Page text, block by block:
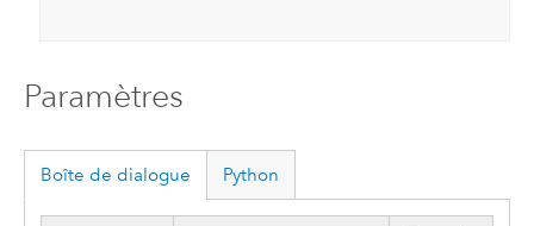
Paramètres
Boîte de dialogue Python